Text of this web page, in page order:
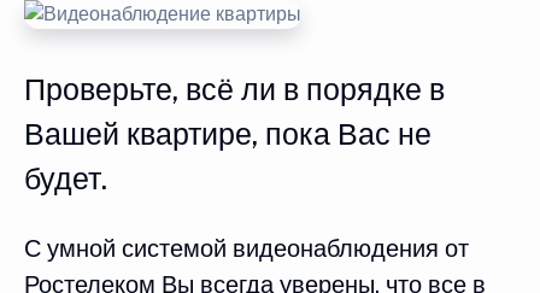
Проверьте, всё ли в порядке в
Вашей квартире, пока Вас не
будет.
С умной системой видеонаблюдения от
Ростелеком Вы всегда уверены, что все в